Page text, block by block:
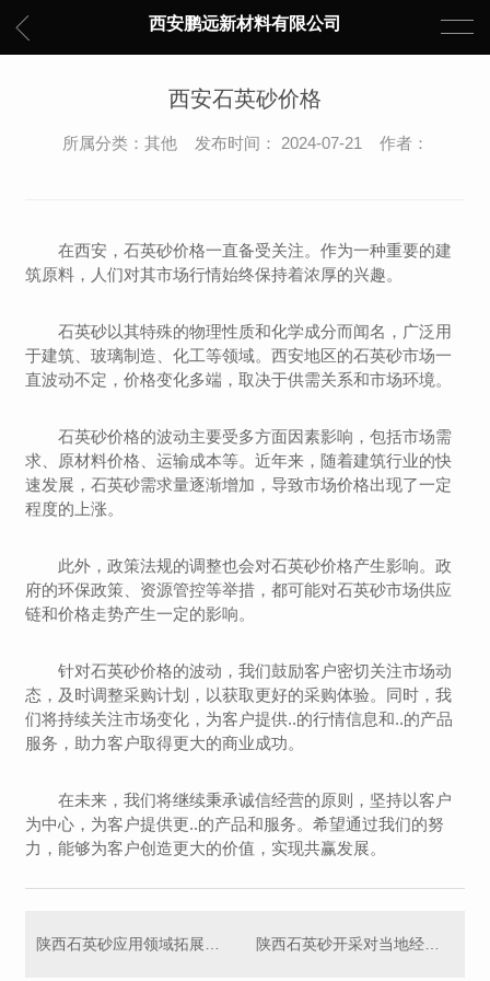
西安鹏远新材料有限公司
西安石英砂价格
所属分类：其他 发布时间： 2024-07-21 作者：
在西安，石英砂价格一直备受关注。作为一种重要的建
筑原料，人们对其市场行情始终保持着浓厚的兴趣。
石英砂以其特殊的物理性质和化学成分而闻名，广泛用
于建筑、玻璃制造、化工等领域。西安地区的石英砂市场一
直波动不定，价格变化多端，取决于供需关系和市场环境。
石英砂价格的波动主要受多方面因素影响，包括市场需
求、原材料价格、运输成本等。近年来，随着建筑行业的快
速发展，石英砂需求量逐渐增加，导致市场价格出现了一定
程度的上涨。
此外，政策法规的调整也会对石英砂价格产生影响。政
府的环保政策、资源管控等举措，都可能对石英砂市场供应
链和价格走势产生一定的影响。
针对石英砂价格的波动，我们鼓励客户密切关注市场动
态，及时调整采购计划，以获取更好的采购体验。同时，我
们将持续关注市场变化，为客户提供..的行情信息和..的产品
服务，助力客户取得更大的商业成功。
在未来，我们将继续秉承诚信经营的原则，坚持以客户
为中心，为客户提供更..的产品和服务。希望通过我们的努
力，能够为客户创造更大的价值，实现共赢发展。